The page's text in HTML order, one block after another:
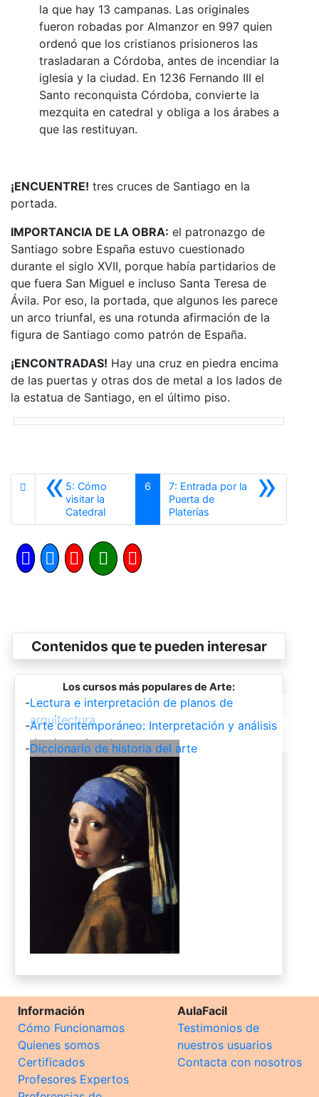
la que hay 13 campanas. Las originales
fueron robadas por Almanzor en 997 quien
ordenó que los cristianos prisioneros las
trasladaran a Córdoba, antes de incendiar la
iglesia y la ciudad. En 1236 Fernando III el
Santo reconquista Córdoba, convierte la
mezquita en catedral y obliga a los árabes a
que las restituyan.
¡ENCUENTRE! tres cruces de Santiago en la
portada.
IMPORTANCIA DE LA OBRA: el patronazgo de
Santiago sobre España estuvo cuestionado
durante el siglo XVII, porque había partidarios de
que fuera San Miguel e incluso Santa Teresa de
Ávila. Por eso, la portada, que algunos les parece
un arco triunfal, es una rotunda afirmación de la
figura de Santiago como patrón de España.
¡ENCONTRADAS! Hay una cruz en piedra encima
de las puertas y otras dos de metal a los lados de
la estatua de Santiago, en el último piso.
«5: Cómo
visitar la
CatedralAnterior
6 »
7: Entrada por la
Puerta de
PlateríasSiguiente
Contenidos que te pueden interesar
Los cursos más populares de Arte:
-Lectura e interpretación de planos de
arquitectura
-Arte contemporáneo: Interpretación y análisis
de obras de arte
-Diccionario de historia del arte
Información
Cómo Funcionamos
Quienes somos
Certificados
Profesores Expertos
AulaFacil
Testimonios de
nuestros usuarios
Contacta con nosotros